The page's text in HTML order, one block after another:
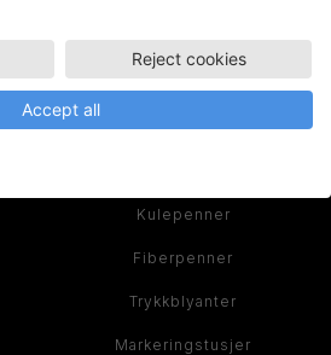
Kulepenner
Fiberpenner
Trykkblyanter
Markeringstusjer
Reject cookies
Accept all